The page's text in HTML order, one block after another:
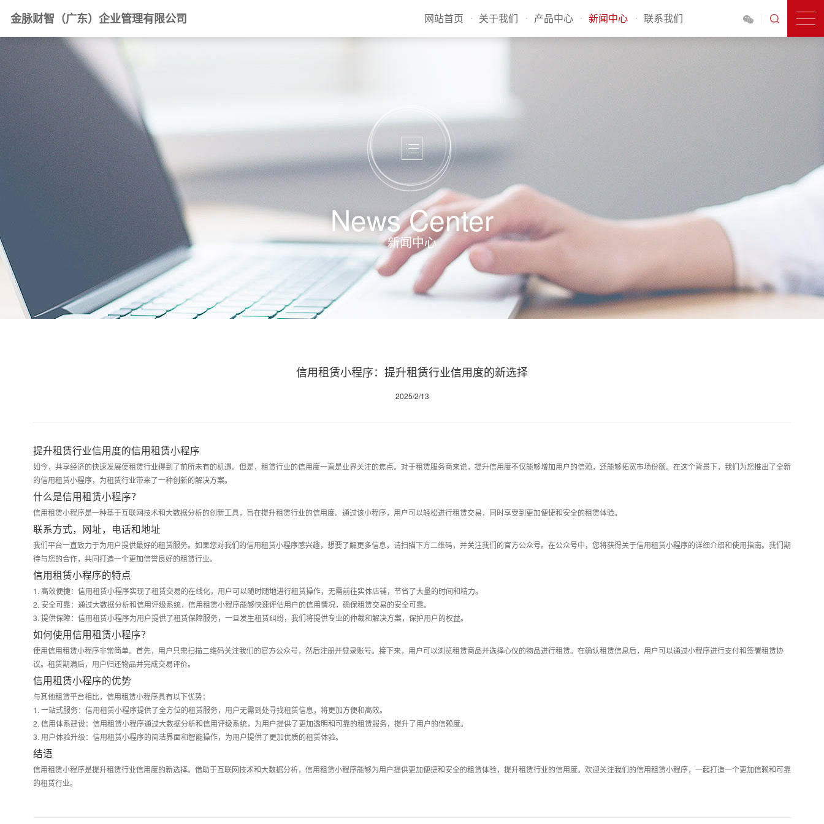
金脉财智（广东）企业管理有限公司 网站首页 关于我们 产品中心 新闻中心 联系我们
News Center
新闻中心
信用租赁小程序：提升租赁行业信用度的新选择
2025/2/13
提升租赁行业信用度的信用租赁小程序
如今，共享经济的快速发展使租赁行业得到了前所未有的机遇。但是，租赁行业的信用度一直是业界关注的焦点。对于租赁服务商来说，提升信用度不仅能够增加用户的信赖，还能够拓宽市场份额。在这个背景下，我们为您推出了全新
的信用租赁小程序，为租赁行业带来了一种创新的解决方案。
什么是信用租赁小程序？
信用租赁小程序是一种基于互联网技术和大数据分析的创新工具，旨在提升租赁行业的信用度。通过该小程序，用户可以轻松进行租赁交易，同时享受到更加便捷和安全的租赁体验。
联系方式，网址，电话和地址
我们平台一直致力于为用户提供最好的租赁服务。如果您对我们的信用租赁小程序感兴趣，想要了解更多信息，请扫描下方二维码，并关注我们的官方公众号。在公众号中，您将获得关于信用租赁小程序的详细介绍和使用指南。我们期
待与您的合作，共同打造一个更加信誉良好的租赁行业。
信用租赁小程序的特点
1. 高效便捷：信用租赁小程序实现了租赁交易的在线化，用户可以随时随地进行租赁操作，无需前往实体店铺，节省了大量的时间和精力。
2. 安全可靠：通过大数据分析和信用评级系统，信用租赁小程序能够快速评估用户的信用情况，确保租赁交易的安全可靠。
3. 提供保障：信用租赁小程序为用户提供了租赁保障服务，一旦发生租赁纠纷，我们将提供专业的仲裁和解决方案，保护用户的权益。
如何使用信用租赁小程序？
使用信用租赁小程序非常简单。首先，用户只需扫描二维码关注我们的官方公众号，然后注册并登录账号。接下来，用户可以浏览租赁商品并选择心仪的物品进行租赁。在确认租赁信息后，用户可以通过小程序进行支付和签署租赁协
议。租赁期满后，用户归还物品并完成交易评价。
信用租赁小程序的优势
与其他租赁平台相比，信用租赁小程序具有以下优势：
1. 一站式服务：信用租赁小程序提供了全方位的租赁服务，用户无需到处寻找租赁信息，将更加方便和高效。
2. 信用体系建设：信用租赁小程序通过大数据分析和信用评级系统，为用户提供了更加透明和可靠的租赁服务，提升了用户的信赖度。
3. 用户体验升级：信用租赁小程序的简洁界面和智能操作，为用户提供了更加优质的租赁体验。
结语
信用租赁小程序是提升租赁行业信用度的新选择。借助于互联网技术和大数据分析，信用租赁小程序能够为用户提供更加便捷和安全的租赁体验，提升租赁行业的信用度。欢迎关注我们的信用租赁小程序，一起打造一个更加信赖和可靠
的租赁行业。